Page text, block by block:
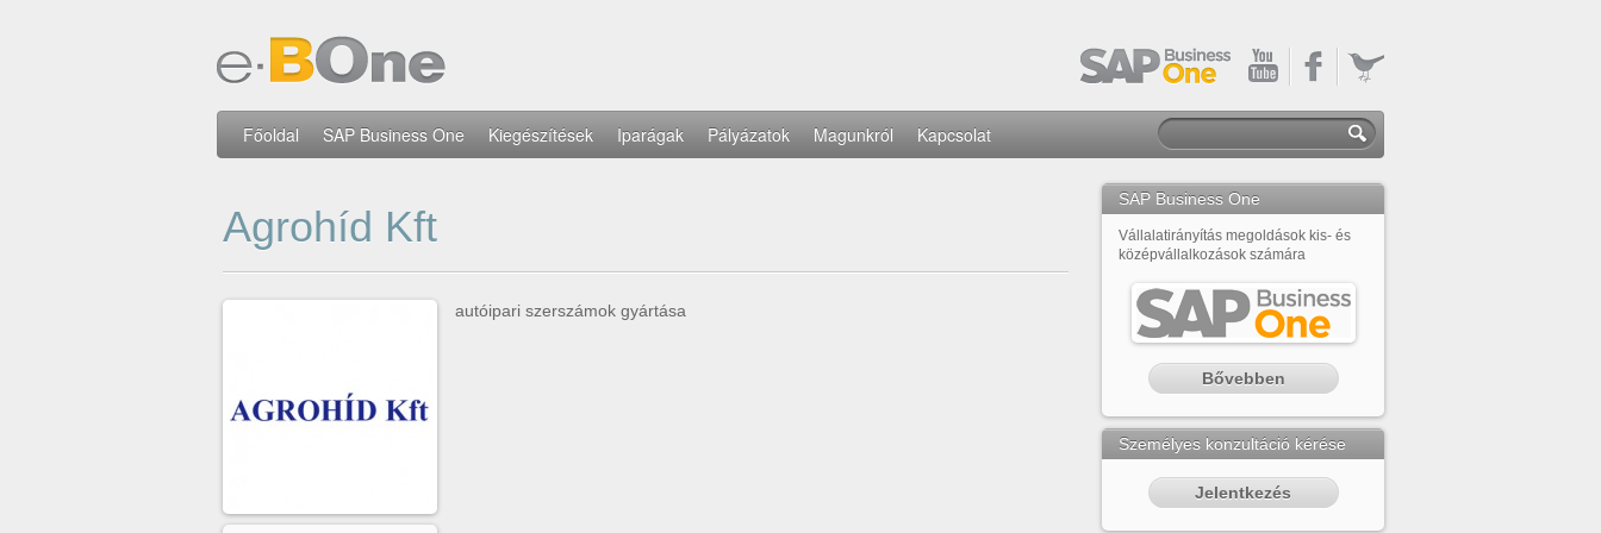
Főoldal SAP Business One Kiegészítések Iparágak Pályázatok Magunkról Kapcsolat
Agrohíd Kft
autóipari szerszámok gyártása
SAP Business One
Vállalatirányítás megoldások kis- és
középvállalkozások számára
Bővebben
Személyes konzultáció kérése
Jelentkezés